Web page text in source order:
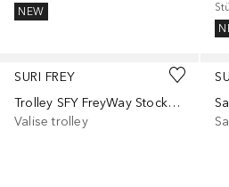
NEW
SURI FREY
Trolley SFY FreyWay Stockholm
Valise trolley